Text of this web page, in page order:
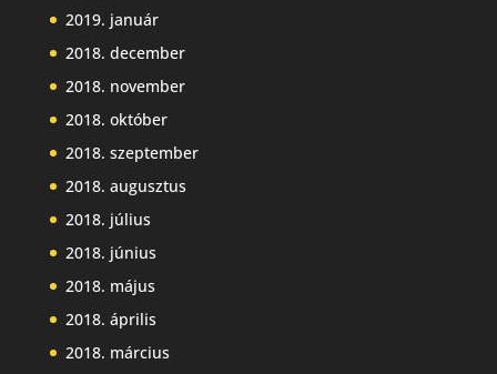
2019. január
2018. december
2018. november
2018. október
2018. szeptember
2018. augusztus
2018. július
2018. június
2018. május
2018. április
2018. március